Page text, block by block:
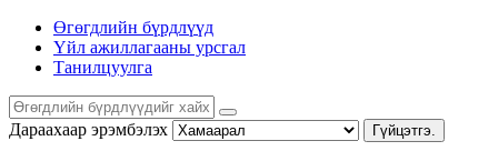
Өгөгдлийн бүрдлүүд
Үйл ажиллагааны урсгал
Танилцуулга
Дараахаар эрэмбэлэх Гүйцэтгэ.